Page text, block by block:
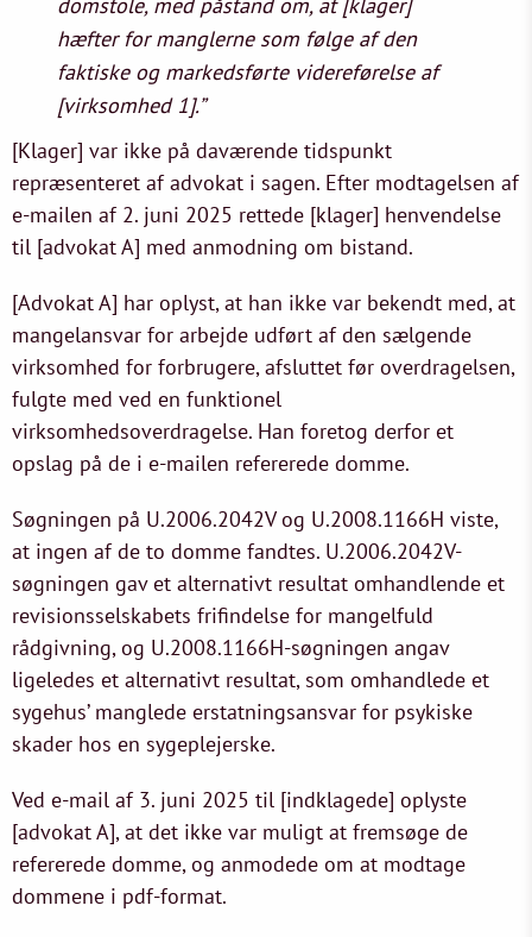
hæfter for manglerne som følge af den
faktiske og markedsførte videreførelse af
[virksomhed 1].”
[Klager] var ikke på daværende tidspunkt
repræsenteret af advokat i sagen. Efter modtagelsen af
e-mailen af 2. juni 2025 rettede [klager] henvendelse
til [advokat A] med anmodning om bistand.
[Advokat A] har oplyst, at han ikke var bekendt med, at
mangelansvar for arbejde udført af den sælgende
virksomhed for forbrugere, afsluttet før overdragelsen,
fulgte med ved en funktionel
virksomhedsoverdragelse. Han foretog derfor et
opslag på de i e-mailen refererede domme.
Søgningen på U.2006.2042V og U.2008.1166H viste,
at ingen af de to domme fandtes. U.2006.2042V-
søgningen gav et alternativt resultat omhandlende et
revisionsselskabets frifindelse for mangelfuld
rådgivning, og U.2008.1166H-søgningen angav
ligeledes et alternativt resultat, som omhandlede et
sygehus’ manglede erstatningsansvar for psykiske
skader hos en sygeplejerske.
Ved e-mail af 3. juni 2025 til [indklagede] oplyste
[advokat A], at det ikke var muligt at fremsøge de
refererede domme, og anmodede om at modtage
dommene i pdf-format.